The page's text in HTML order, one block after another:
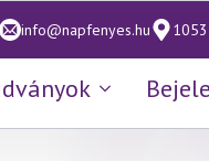
info@napfenyes.hu